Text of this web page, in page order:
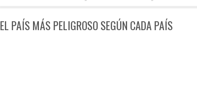
EL PAÍS MÁS PELIGROSO SEGÚN CADA PAÍS